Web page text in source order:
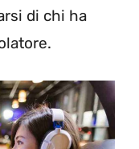
di chi ha
e.